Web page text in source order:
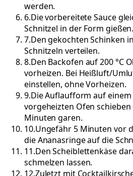
werden.
6.Die vorbereitete Sauce
Schnitzel in der Form gießen.
7.Den gekochten Schinken
Schnitzeln verteilen.
8.Den Backofen auf 200 °C
vorheizen. Bei Heißluft/
einstellen, ohne Vorheizen.
9.Die Auflaufform auf einem
vorgeheizten Ofen
Minuten garen.
10.Ungefähr 5 Minuten vor
die Ananasringe auf die
11.Den Scheiblettenkäse
schmelzen lassen.
12.Zuletzt mit